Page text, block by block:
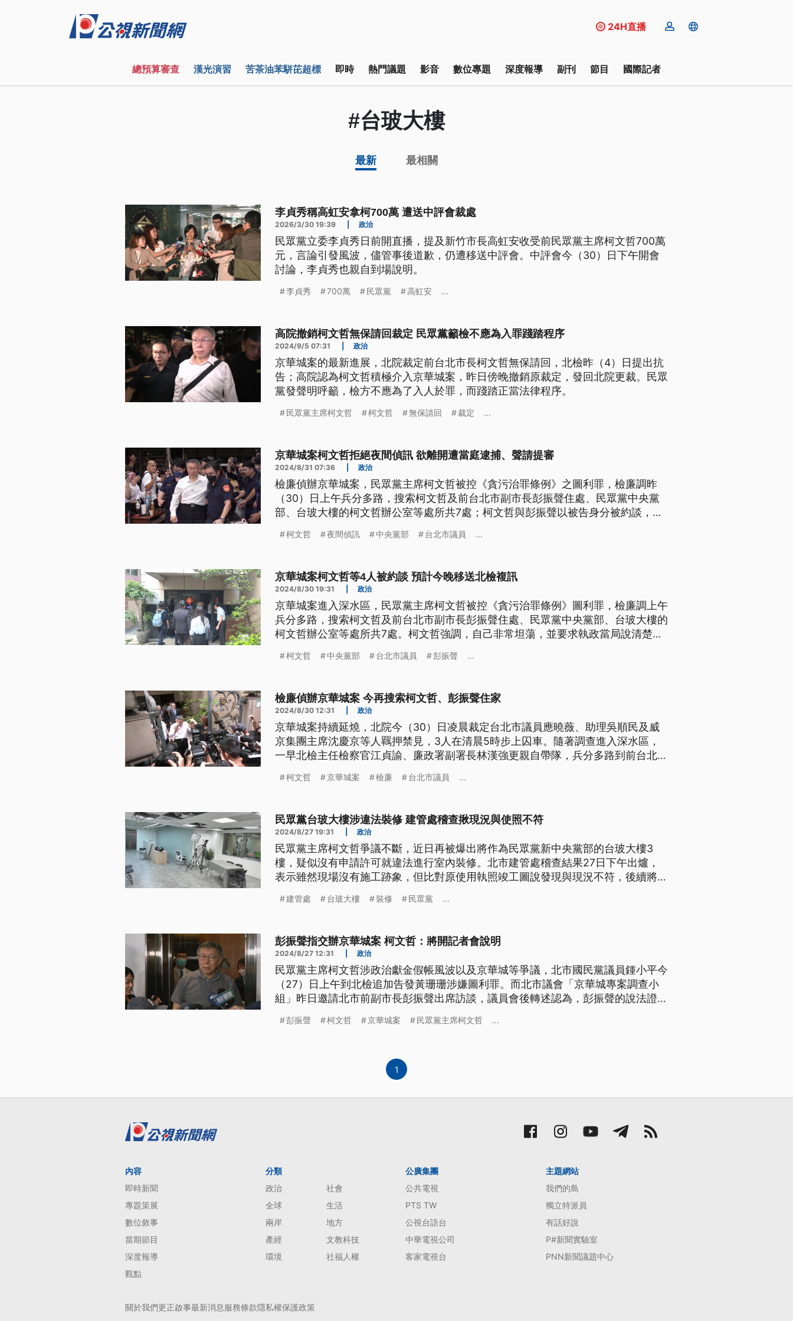
24H直播
總預算審查 漢光演習 苦茶油苯駢芘超標 即時 熱門議題 影音 數位專題 深度報導 副刊 節目 國際記者
#台玻大樓
最新 最相關
李貞秀稱高虹安拿柯700萬 遭送中評會裁處
2026/3/30 19:39 政治
民眾黨立委李貞秀日前開直播，提及新竹市長高虹安收受前民眾黨主席柯文哲700萬
元，言論引發風波，儘管事後道歉，仍遭移送中評會。中評會今（30）日下午開會
討論，李貞秀也親自到場說明。
李貞秀 700萬 民眾黨 高虹安 ...
高院撤銷柯文哲無保請回裁定 民眾黨籲檢不應為入罪踐踏程序
2024/9/5 07:31 政治
京華城案的最新進展，北院裁定前台北市長柯文哲無保請回，北檢昨（4）日提出抗
告；高院認為柯文哲積極介入京華城案，昨日傍晚撤銷原裁定，發回北院更裁。民眾
黨發聲明呼籲，檢方不應為了入人於罪，而踐踏正當法律程序。
民眾黨主席柯文哲 柯文哲 無保請回 裁定 ...
京華城案柯文哲拒絕夜間偵訊 欲離開遭當庭逮捕、聲請提審
2024/8/31 07:36 政治
檢廉偵辦京華城案，民眾黨主席柯文哲被控《貪污治罪條例》之圖利罪，檢廉調昨
（30）日上午兵分多路，搜索柯文哲及前台北市副市長彭振聲住處、民眾黨中央黨
部、台玻大樓的柯文哲辦公室等處所共7處；柯文哲與彭振聲以被告身分被約談，柯
複訊後，主張無法接受疲勞訊問、拒絕夜間偵訊，起身欲離開遭當庭逮捕；至於陳佩
柯文哲 夜間偵訊 中央黨部 台北市議員 ...
京華城案柯文哲等4人被約談 預計今晚移送北檢複訊
2024/8/30 19:31 政治
京華城案進入深水區，民眾黨主席柯文哲被控《貪污治罪條例》圖利罪，檢廉調上午
兵分多路，搜索柯文哲及前台北市副市長彭振聲住處、民眾黨中央黨部、台玻大樓的
柯文哲辦公室等處所共7處。柯文哲強調，自己非常坦蕩，並要求執政當局說清楚，
柯文哲沒有抗拒且願意配合，而柯文哲與彭振聲等4人經過廉政署偵訊後，預計在晚
柯文哲 中央黨部 台北市議員 彭振聲 ...
檢廉偵辦京華城案 今再搜索柯文哲、彭振聲住家
2024/8/30 12:31 政治
京華城案持續延燒，北院今（30）日凌晨裁定台北市議員應曉薇、助理吳順民及威
京集團主席沈慶京等人羈押禁見，3人在清晨5時步上囚車。隨著調查進入深水區，
一早北檢主任檢察官江貞諭、廉政署副署長林漢強更親自帶隊，兵分多路到前台北市
廉政署也證實將傳喚柯文哲，偵訊重點將放在柯文哲放行京華城容積率涉犯圖利罪部
柯文哲 京華城案 檢廉 台北市議員 ...
民眾黨台玻大樓涉違法裝修 建管處稽查揪現況與使照不符
2024/8/27 19:31 政治
民眾黨主席柯文哲爭議不斷，近日再被爆出將作為民眾黨新中央黨部的台玻大樓3
樓，疑似沒有申請許可就違法進行室內裝修。北市建管處稽查結果27日下午出爐，
表示雖然現場沒有施工跡象，但比對原使用執照竣工圖說發現與現況不符，後續將發
爭議將於週四（29）召開記者會對外說明，但不包括京華城。
建管處 台玻大樓 裝修 民眾黨 ...
彭振聲指交辦京華城案 柯文哲：將開記者會說明
2024/8/27 12:31 政治
民眾黨主席柯文哲涉政治獻金假帳風波以及京華城等爭議，北市國民黨議員鍾小平今
（27）日上午到北檢追加告發黃珊珊涉嫌圖利罪。而北市議會「京華城專案調查小
組」昨日邀請北市前副市長彭振聲出席訪談，議員會後轉述認為，彭振聲的說法證實
彭振聲 柯文哲 京華城案 民眾黨主席柯文哲 ...
1
內容
即時新聞
專題策展
數位敘事
當期節目
深度報導
觀點
分類
政治
社會
全球
生活
兩岸
地方
產經
文教科技
環境
社福人權
公廣集團
公共電視
PTS TW
公視台語台
中華電視公司
客家電視台
主題網站
我們的島
獨立特派員
有話好說
P#新聞實驗室
PNN新聞議題中心
關於我們更正啟事最新消息服務條款隱私權保護政策